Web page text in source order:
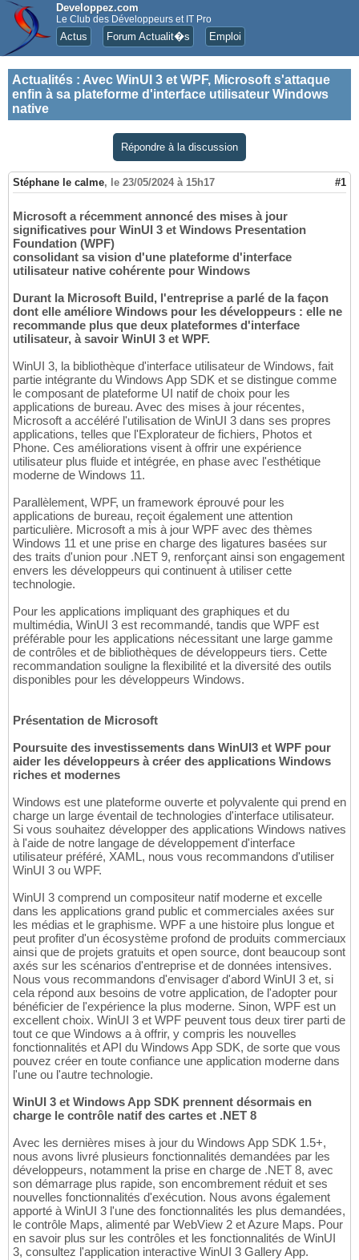
Developpez.com
Le Club des Développeurs et IT Pro
Actus Forum Actualit�s Emploi
Actualités : Avec WinUI 3 et WPF, Microsoft s'attaque
enfin à sa plateforme d'interface utilisateur Windows
native
Répondre à la discussion
Stéphane le calme, le 23/05/2024 à 15h17 #1
Microsoft a récemment annoncé des mises à jour
significatives pour WinUI 3 et Windows Presentation
Foundation (WPF)
consolidant sa vision d'une plateforme d'interface
utilisateur native cohérente pour Windows
Durant la Microsoft Build, l'entreprise a parlé de la façon
dont elle améliore Windows pour les développeurs : elle ne
recommande plus que deux plateformes d'interface
utilisateur, à savoir WinUI 3 et WPF.
WinUI 3, la bibliothèque d'interface utilisateur de Windows, fait
partie intégrante du Windows App SDK et se distingue comme
le composant de plateforme UI natif de choix pour les
applications de bureau. Avec des mises à jour récentes,
Microsoft a accéléré l'utilisation de WinUI 3 dans ses propres
applications, telles que l'Explorateur de fichiers, Photos et
Phone. Ces améliorations visent à offrir une expérience
utilisateur plus fluide et intégrée, en phase avec l'esthétique
moderne de Windows 11.
Parallèlement, WPF, un framework éprouvé pour les
applications de bureau, reçoit également une attention
particulière. Microsoft a mis à jour WPF avec des thèmes
Windows 11 et une prise en charge des ligatures basées sur
des traits d'union pour .NET 9, renforçant ainsi son engagement
envers les développeurs qui continuent à utiliser cette
technologie.
Pour les applications impliquant des graphiques et du
multimédia, WinUI 3 est recommandé, tandis que WPF est
préférable pour les applications nécessitant une large gamme
de contrôles et de bibliothèques de développeurs tiers. Cette
recommandation souligne la flexibilité et la diversité des outils
disponibles pour les développeurs Windows.
Présentation de Microsoft
Poursuite des investissements dans WinUI3 et WPF pour
aider les développeurs à créer des applications Windows
riches et modernes
Windows est une plateforme ouverte et polyvalente qui prend en
charge un large éventail de technologies d'interface utilisateur.
Si vous souhaitez développer des applications Windows natives
à l'aide de notre langage de développement d'interface
utilisateur préféré, XAML, nous vous recommandons d'utiliser
WinUI 3 ou WPF.
WinUI 3 comprend un compositeur natif moderne et excelle
dans les applications grand public et commerciales axées sur
les médias et le graphisme. WPF a une histoire plus longue et
peut profiter d'un écosystème profond de produits commerciaux
ainsi que de projets gratuits et open source, dont beaucoup sont
axés sur les scénarios d'entreprise et de données intensives.
Nous vous recommandons d'envisager d'abord WinUI 3 et, si
cela répond aux besoins de votre application, de l'adopter pour
bénéficier de l'expérience la plus moderne. Sinon, WPF est un
excellent choix. WinUI 3 et WPF peuvent tous deux tirer parti de
tout ce que Windows a à offrir, y compris les nouvelles
fonctionnalités et API du Windows App SDK, de sorte que vous
pouvez créer en toute confiance une application moderne dans
l'une ou l'autre technologie.
WinUI 3 et Windows App SDK prennent désormais en
charge le contrôle natif des cartes et .NET 8
Avec les dernières mises à jour du Windows App SDK 1.5+,
nous avons livré plusieurs fonctionnalités demandées par les
développeurs, notamment la prise en charge de .NET 8, avec
son démarrage plus rapide, son encombrement réduit et ses
nouvelles fonctionnalités d'exécution. Nous avons également
apporté à WinUI 3 l'une des fonctionnalités les plus demandées,
le contrôle Maps, alimenté par WebView 2 et Azure Maps. Pour
en savoir plus sur les contrôles et les fonctionnalités de WinUI
3, consultez l'application interactive WinUI 3 Gallery App.